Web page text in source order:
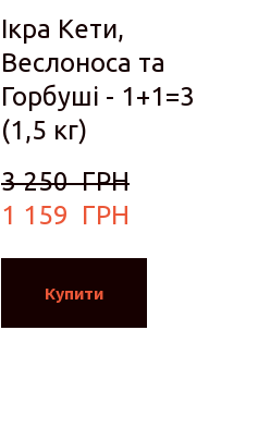
Ікра Кети,
Веслоноса та
Горбуші - 1+1=3
(1,5 кг)
3 250  ГРН
1 159  ГРН
Купити